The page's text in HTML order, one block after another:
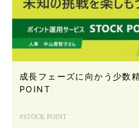
成長フェーズに向かう少数
POINT
STOCK POINT